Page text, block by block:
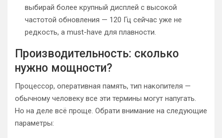
выбирай более крупный дисплей с высокой
частотой обновления — 120 Гц сейчас уже не
редкость, а must-have для плавности.
Производительность: сколько
нужно мощности?
Процессор, оперативная память, тип накопителя —
обычному человеку все эти термины могут напугать.
Но на деле всё проще. Обрати внимание на следующие
параметры: